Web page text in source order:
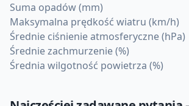
Suma opadów (mm)
Maksymalna prędkość wiatru (km/h)
Średnie ciśnienie atmosferyczne (hPa)
Średnie zachmurzenie (%)
Średnia wilgotność powietrza (%)